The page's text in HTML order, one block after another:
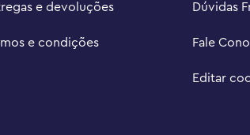
e devoluções
e condições
Dúvidas
Fale
Editar